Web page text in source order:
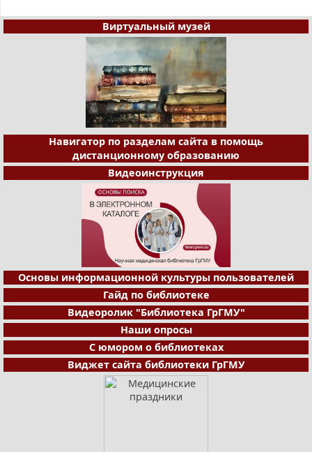
Виртуальный музей
Навигатор по разделам сайта в помощь
дистанционному образованию
Видеоинструкция
Основы информационной культуры пользователей
Гайд по библиотеке
Видеоролик "Библиотека ГрГМУ"
Наши опросы
С юмором о библиотеках
Виджет сайта библиотеки ГрГМУ